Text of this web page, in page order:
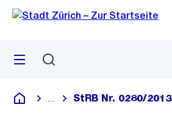
Navigation
Sprunglink
Menü
Deutsch
Blende alle Breadcrumbs ein
StRB Nr. 0280/2013